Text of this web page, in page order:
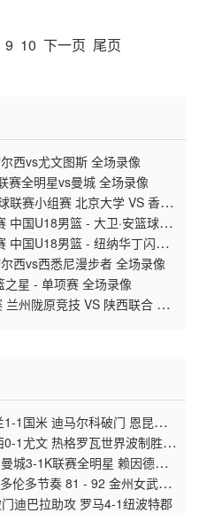
9 10 下一页 尾页
西vs尤文图斯 全场录像
赛全明星vs曼城 全场录像
联赛小组赛 北京大学 VS 香港
中国U18男篮 - 大卫·安篮球学
中国U18男篮 - 纽纳华丁闪电
西vs西悉尼漫步者 全场录像
星 - 单项赛 全场录像
州陇原竞技 VS 陕西联合 全
1国米 迪马尔科破门 恩昆库
1尤文 热格罗瓦世界波制胜穆
城3-1K联赛全明星 赖因德斯
伦多节奏 81 - 92 金州女武神
迪巴拉助攻 罗马4-1纽波特郡